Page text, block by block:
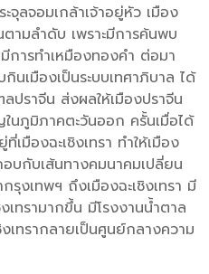
จุลจอมเกล้าเจ้าอยู่หัว เมือง
ามลำดับ เพราะมีการค้นพบ
การทำเหมืองทองคำ ต่อมา
นเมืองเป็นระบบเทศาภิบาล ได้
ปราจีน ส่งผลให้เมืองปราจีน
นภูมิภาคตะวันออก ครั้นเมื่อได้
มืองฉะเชิงเทรา ทำให้เมือง
บกับเส้นทางคมนาคมเปลี่ยน
งเทพฯ ถึงเมืองฉะเชิงเทรา มี
เทรามากขึ้น มีโรงงานน้ำตาล
เทรากลายเป็นศูนย์กลางความ